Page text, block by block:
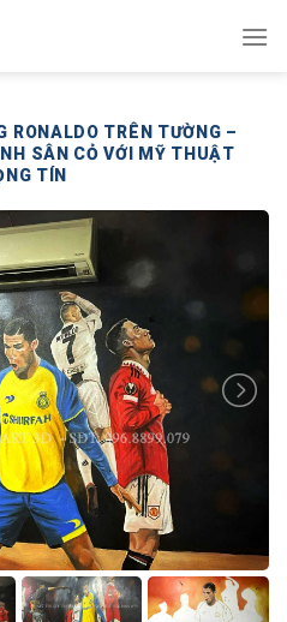
RONALDO TRÊN TƯỜNG –
SÂN CỎ VỚI MỸ THUẬT
TÍN